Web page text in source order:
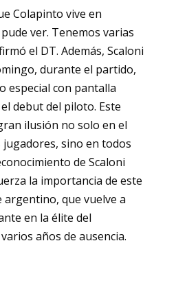
Colapinto vive en
ver. Tenemos varias
el DT. Además, Scaloni
durante el partido,
especial con pantalla
debut del piloto. Este
ilusión no solo en el
sino en todos
de Scaloni
la importancia de este
que vuelve a
en la élite del
años de ausencia.